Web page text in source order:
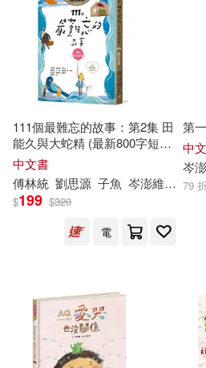
111個最難忘的故事：第2集 田
能久與大蛇精 (最新800字短篇
故事) 四十位臺灣兒童文學作家
跨世代故事採集 聯手鉅獻
中文書
傅林統 劉思源 子魚 岑澎維 廖炳焜
$199 $320
電
第
中
岑澎
79